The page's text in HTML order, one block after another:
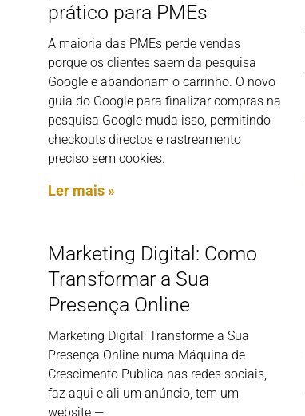
prático para PMEs
A maioria das PMEs perde vendas
porque os clientes saem da pesquisa
Google e abandonam o carrinho. O novo
guia do Google para finalizar compras na
pesquisa Google muda isso, permitindo
checkouts directos e rastreamento
preciso sem cookies.
Ler mais »
Marketing Digital: Como
Transformar a Sua
Presença Online
Marketing Digital: Transforme a Sua
Presença Online numa Máquina de
Crescimento Publica nas redes sociais,
faz aqui e ali um anúncio, tem um
website —